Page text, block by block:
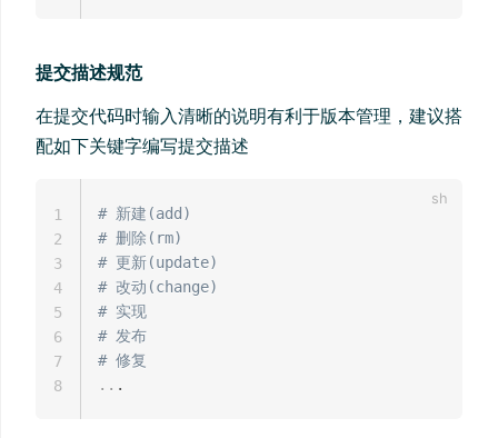
提交描述规范
在提交代码时输入清晰的说明有利于版本管理，建议搭
配如下关键字编写提交描述
# 新建(add)
# 删除(rm)
# 更新(update)
# 改动(change)
# 实现
# 发布
# 修复
..
1
2
3
4
5
6
7
8